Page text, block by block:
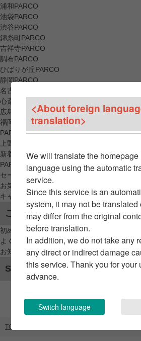
浦和PARCO
池袋PARCO
渋谷PARCO
錦糸町PARCO
吉祥寺PARCO
調布PARCO
ひばりが丘PARCO
静岡PARCO
名古屋PARCO
心斎橋PARCO
広島PARCO
福岡PARCO
PARCO_ya
上野
新着アイテムから探す
PARCO限定アイテムから探す
セールアイテムから探す
お気に入りから探す
キャンペーン/クーポン対象から探す
ご利用案内
初めてのお客様へ
よくあるご質問 / お問い合わせ
お知らせ
SNSアカウント
TOP
<About foreign
translation>
We will translate the homepage
language using the automatic
service.
Since this service is an
system, it may not be translated
may differ from the original
before translation.
In addition, we do not take any
any direct or indirect damage
this service. Thank you for your
advance.
Switch language